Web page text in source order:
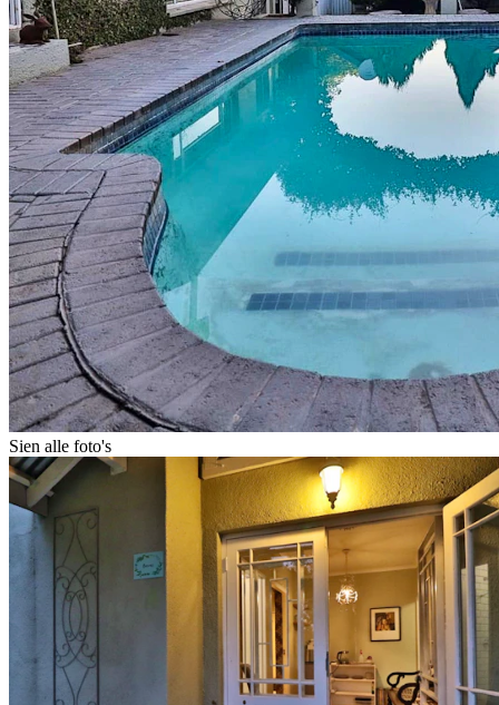
Sien alle foto's